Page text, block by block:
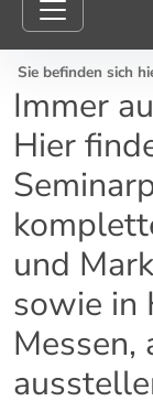
Sie befinden sich
Immer
Hier
und
sowie in
Messen,